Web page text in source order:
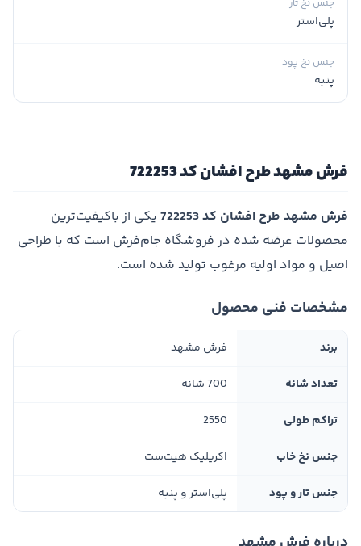
جنس نخ تار
پلی‌استر
جنس نخ پود
پنبه
فرش مشهد طرح افشان کد 722253
فرش مشهد طرح افشان کد 722253
یکی از باکیفیت‌ترین
محصولات عرضه شده در فروشگاه جام‌فرش است که با طراحی
اصیل و مواد اولیه مرغوب تولید شده است.
مشخصات فنی محصول
برند فرش مشهد
تعداد شانه 700 شانه
تراکم طولی 2550
جنس نخ خاب اکریلیک هیت‌ست
جنس تار و پود پلی‌استر و پنبه